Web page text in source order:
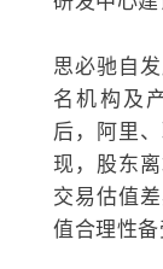
思必驰自
名机构及
后，阿里
现，股东
交易估值
值合理性备